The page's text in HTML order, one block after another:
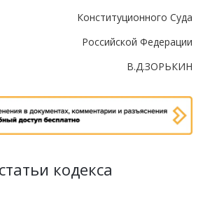
Конституционного Суда
Российской Федерации
В.Д.ЗОРЬКИН
кодекса